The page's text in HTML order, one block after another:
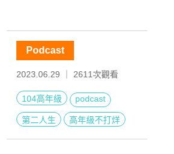
Podcast
2023.06.29 ｜ 2611次觀看
104高年級 podcast
第二人生 高年級不打烊